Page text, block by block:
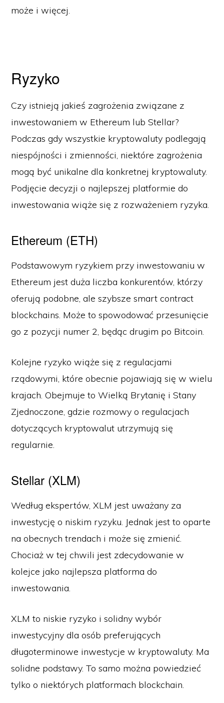
może i więcej.
Ryzyko
Czy istnieją jakieś zagrożenia związane z
inwestowaniem w Ethereum lub Stellar?
Podczas gdy wszystkie kryptowaluty podlegają
niespójności i zmienności, niektóre zagrożenia
mogą być unikalne dla konkretnej kryptowaluty.
Podjęcie decyzji o najlepszej platformie do
inwestowania wiąże się z rozważeniem ryzyka.
Ethereum (ETH)
Podstawowym ryzykiem przy inwestowaniu w
Ethereum jest duża liczba konkurentów, którzy
oferują podobne, ale szybsze smart contract
blockchains. Może to spowodować przesunięcie
go z pozycji numer 2, będąc drugim po Bitcoin.
Kolejne ryzyko wiąże się z regulacjami
rządowymi, które obecnie pojawiają się w wielu
krajach. Obejmuje to Wielką Brytanię i Stany
Zjednoczone, gdzie rozmowy o regulacjach
dotyczących kryptowalut utrzymują się
regularnie.
Stellar (XLM)
Według ekspertów, XLM jest uważany za
inwestycję o niskim ryzyku. Jednak jest to oparte
na obecnych trendach i może się zmienić.
Chociaż w tej chwili jest zdecydowanie w
kolejce jako najlepsza platforma do
inwestowania.
XLM to niskie ryzyko i solidny wybór
inwestycyjny dla osób preferujących
długoterminowe inwestycje w kryptowaluty. Ma
solidne podstawy. To samo można powiedzieć
tylko o niektórych platformach blockchain.